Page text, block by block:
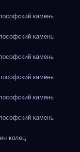
камень
камень
камень
камень
камень
камень
колец